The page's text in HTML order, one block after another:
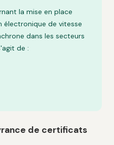
la mise en place
électronique de vitesse
dans les secteurs
de :
de certificats